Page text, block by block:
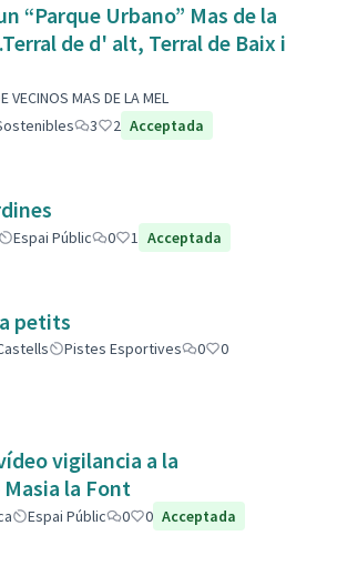
“Parque Urbano” Mas de la
de d' alt, Terral de Baix i
VECINOS MAS DE LA MEL
3 2 Acceptada
Espai Públic 0 1 Acceptada
petits
Pistes Esportives 0
0
vigilancia a la
la Font
Espai Públic 0 0 Acceptada